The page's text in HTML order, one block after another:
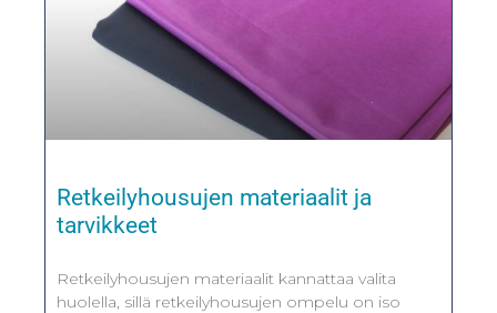
Retkeilyhousujen materiaalit ja
tarvikkeet
Retkeilyhousujen materiaalit kannattaa valita
huolella, sillä retkeilyhousujen ompelu on iso